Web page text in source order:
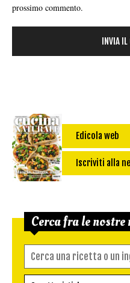
prossimo commento.
Edicola web
Iscriviti alla
Cerca fra le